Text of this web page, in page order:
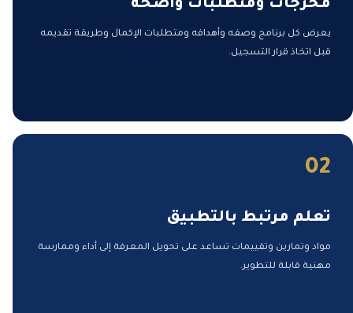
مخرجات ومتطلبات واضحة
يعرض كل برنامج وصفه وأهدافه ومتطلبات الإكمال وطريقة تقديمه
قبل اتخاذ قرار التسجيل.
02
تعلم مرتبط بالتطبيق
مواد وتمارين وتقييمات تساعد على تحويل المعرفة إلى أداء وممارسة
مهنية قابلة للتطوير.